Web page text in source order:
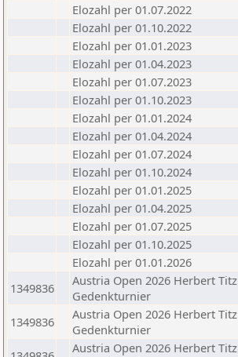
Elozahl per 01.07.2022
Elozahl per 01.10.2022
Elozahl per 01.01.2023
Elozahl per 01.04.2023
Elozahl per 01.07.2023
Elozahl per 01.10.2023
Elozahl per 01.01.2024
Elozahl per 01.04.2024
Elozahl per 01.07.2024
Elozahl per 01.10.2024
Elozahl per 01.01.2025
Elozahl per 01.04.2025
Elozahl per 01.07.2025
Elozahl per 01.10.2025
Elozahl per 01.01.2026
1349836
Austria Open 2026 Herbert Titz
Gedenkturnier
1349836
Austria Open 2026 Herbert Titz
Gedenkturnier
Austria Open 2026 Herbert Titz